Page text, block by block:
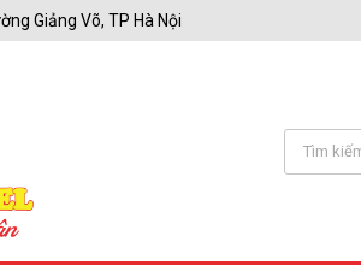
Giảng Võ, TP Hà Nội